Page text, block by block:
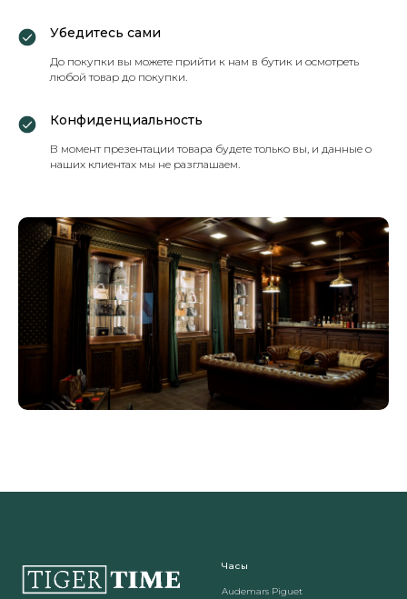
Убедитесь сами
До покупки вы можете прийти к нам в бутик и осмотреть
любой товар до покупки.
Конфиденциальность
В момент презентации товара будете только вы, и данные о
наших клиентах мы не разглашаем.
Часы
Audemars Piguet